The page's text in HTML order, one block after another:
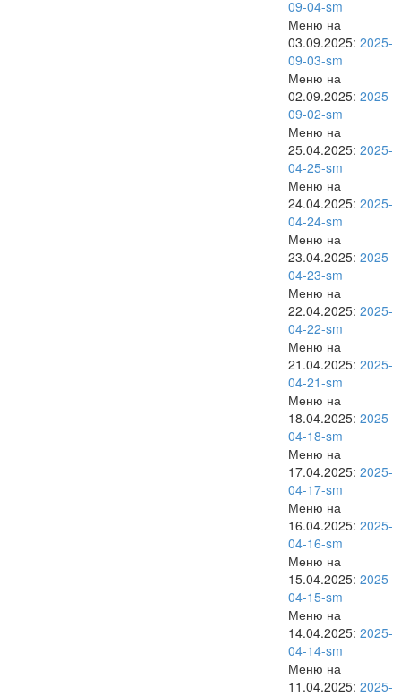
09-04-sm
Меню на
03.09.2025: 2025-
09-03-sm
Меню на
02.09.2025: 2025-
09-02-sm
Меню на
25.04.2025: 2025-
04-25-sm
Меню на
24.04.2025: 2025-
04-24-sm
Меню на
23.04.2025: 2025-
04-23-sm
Меню на
22.04.2025: 2025-
04-22-sm
Меню на
21.04.2025: 2025-
04-21-sm
Меню на
18.04.2025: 2025-
04-18-sm
Меню на
17.04.2025: 2025-
04-17-sm
Меню на
16.04.2025: 2025-
04-16-sm
Меню на
15.04.2025: 2025-
04-15-sm
Меню на
14.04.2025: 2025-
04-14-sm
Меню на
11.04.2025: 2025-